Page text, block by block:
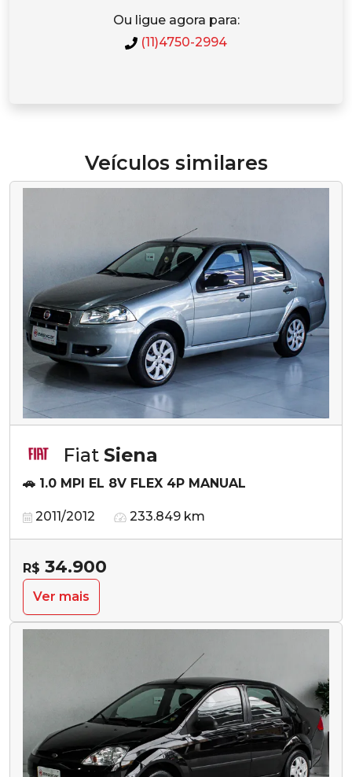
Ou ligue agora para:
(11)4750-2994
Veículos similares
Fiat Siena
🚗 1.0 MPI EL 8V FLEX 4P MANUAL
2011/2012 233.849 km
R$ 34.900
Ver mais